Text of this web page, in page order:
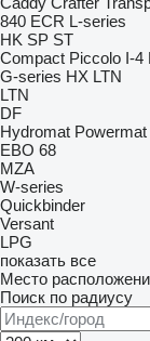
840 ECR L-series
HK SP ST
Compact Piccolo I-4
G-series HX LTN
LTN
DF
Hydromat Powermat
EBO 68
MZA
W-series
Quickbinder
Versant
LPG
показать все
Место
Поиск по радиусу